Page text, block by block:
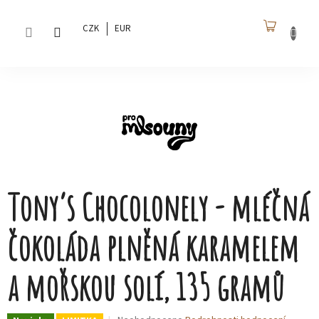
CZK EUR
Tony’s Chocolonely - mléčná
čokoláda plněná karamelem
a mořskou solí, 135 gramů